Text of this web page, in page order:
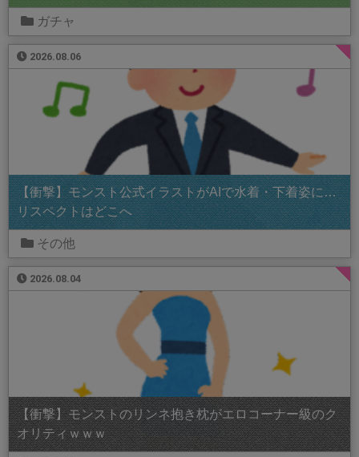
ガチャ
2026.08.06
【衝撃】モンスト公式イラストがAIで水着・下着姿に…
リスペクトはどこへ
その他
2026.08.04
【衝撃】モンストのリンネ抱き枕がエロコーナー級のク
オリティｗｗｗ